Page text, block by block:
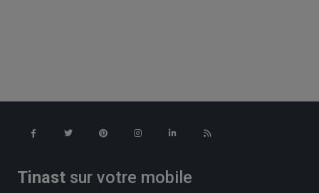
Tinast sur votre mobile